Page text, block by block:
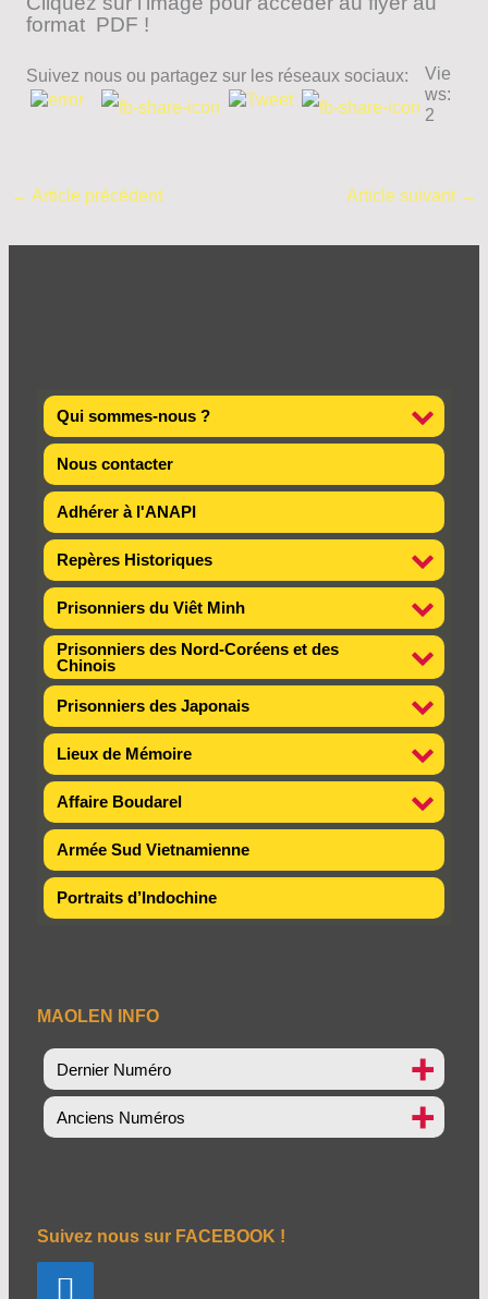
Qui sommes-nous ?
Nous contacter
Adhérer à l'ANAPI
Repères Historiques
Prisonniers du Viêt Minh
Prisonniers des Nord-Coréens et des
Chinois
Prisonniers des Japonais
Lieux de Mémoire
Affaire Boudarel
Armée Sud Vietnamienne
Portraits d’Indochine
MAOLEN INFO
Dernier Numéro
Anciens Numéros
Suivez nous sur FACEBOOK !
format PDF !
Suivez nous ou partagez sur les réseaux sociaux:
Vie
ws:
2
← Article précédent Article suivant →